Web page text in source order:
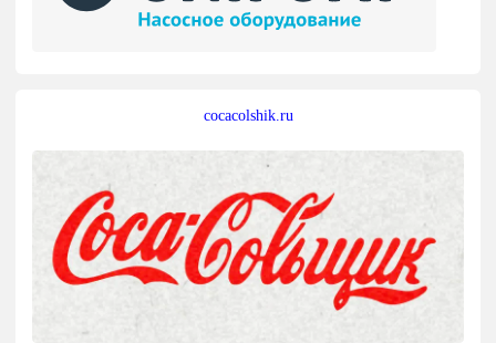
cocacolshik.ru